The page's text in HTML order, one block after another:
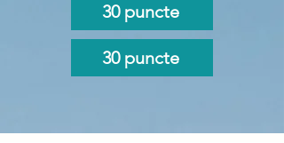
30 puncte
30 puncte